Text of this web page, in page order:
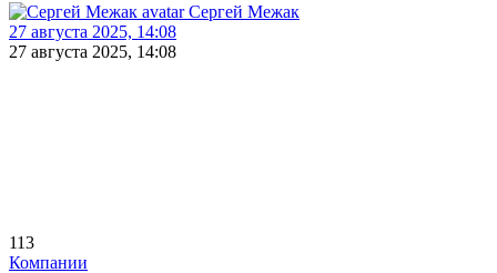
Сергей Межак
27 августа 2025, 14:08
27 августа 2025, 14:08
113
Компании